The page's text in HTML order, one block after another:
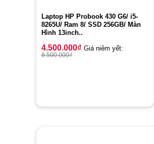
Laptop HP Probook 430 G6/ i5-
8265U/ Ram 8/ SSD 256GB/ Màn
Hình 13inch..
4.500.000₫ Giá niêm yết:
8.500.000₫